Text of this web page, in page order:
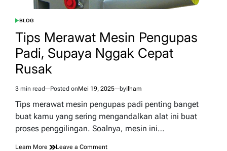
POSTED
BLOG
Tips Merawat Mesin Pengupas
Padi, Supaya Nggak Cepat
Rusak
Estimated
read
time
3 min read Posted onMei 19, 2025 byIlham
Tips merawat mesin pengupas padi penting banget
buat kamu yang sering mengandalkan alat ini buat
proses penggilingan. Soalnya, mesin ini…
Learn More Leave a Commenton